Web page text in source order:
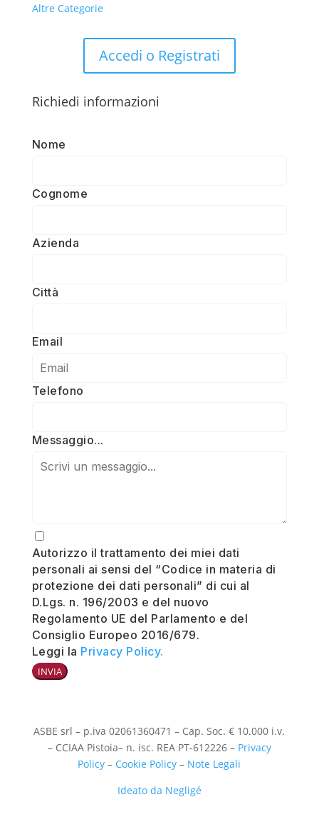
Altre Categorie
Accedi o Registrati
Richiedi informazioni
Nome
Cognome
Azienda
Città
Email
Telefono
Messaggio...
Autorizzo il trattamento dei miei dati
personali ai sensi del “Codice in materia di
protezione dei dati personali” di cui al
D.Lgs. n. 196/2003 e del nuovo
Regolamento UE del Parlamento e del
Consiglio Europeo 2016/679.
Leggi la Privacy Policy.
INVIA
ASBE srl – p.iva 02061360471– Cap. Soc. € 10.000 i.v.
– CCIAA Pistoia– n. isc. REA PT-612226 – Privacy
Policy – Cookie Policy – Note Legali
Ideato da Negligé